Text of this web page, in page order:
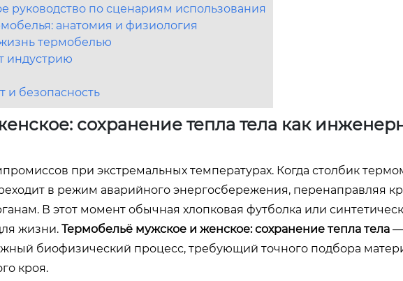
руководство по сценариям использования
анатомия и физиология
жизнь термобелью
индустрию
и безопасность
сохранение тепла тела как
при экстремальных температурах. Когда столбик
в режим аварийного энергосбережения, перенаправляя
В этот момент обычная хлопковая футболка или
жизни. Термобельё мужское и женское: сохранение тепла тела —
биофизический процесс, требующий точного подбора
кроя.